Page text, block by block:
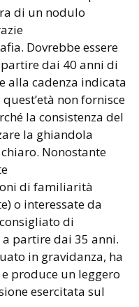
di un nodulo
Dovrebbe essere
dai 40 anni di
alla cadenza indicata
non fornisce
la consistenza del
la ghiandola
Nonostante
di familiarità
o interessate da
di
partire dai 35 anni.
in gravidanza, ha
produce un leggero
esercitata sul